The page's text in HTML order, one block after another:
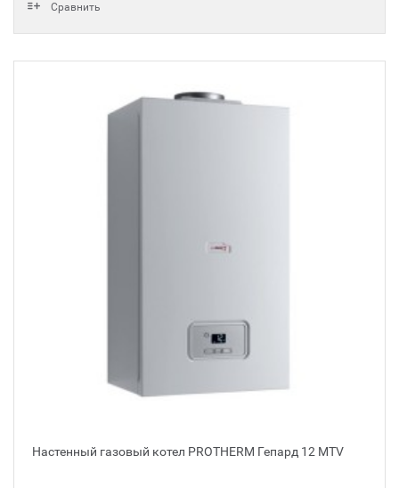
Сравнить
Настенный газовый котел PROTHERM Гепард 12 MTV